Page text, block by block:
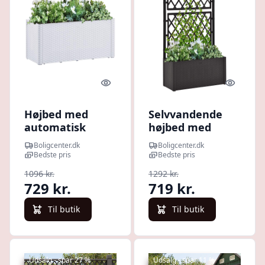
Quick look
Højbed med
automatisk
vandingssystem
100 × 43 × 33 cm -
Boligcenter.dk
Bedste pris
1096 kr.
729 kr.
Til butik
Quick
Selvvandende
højbed med
espalier -
antracitgrå, 100
Boligcenter.dk
Bedste pris
1292 kr.
719 kr.
Til butik
Udsalg - spar 27 % Udsalg - spar 11 %